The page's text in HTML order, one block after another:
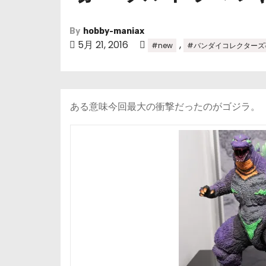
By hobby-maniax
5月 21, 2016 #new , #バンダイコレクター
ある意味今回最大の衝撃だったのがゴジラ。